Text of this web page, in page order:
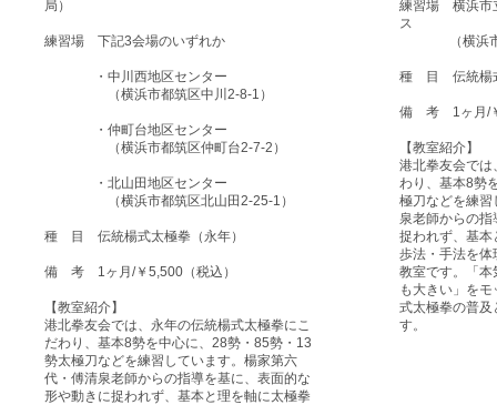
局）
練習場 下記3会場のいずれか
・中川西地区センター
（横浜市都筑区中川2-8-1）
・仲町台地区センター
（横浜市都筑区仲町台2-7-2）
・北山田地区センター
（横浜市都筑区北山田2-25-1）
種 目 伝統楊式太極拳（永年）
備 考 1ヶ月/￥5,500（税込）
【教室紹介】
港北拳友会では、永年の伝統楊式太極拳にこ
だわり、基本8勢を中心に、28勢・85勢・13
勢太極刀などを練習しています。楊家第六
代・傅清泉老師からの指導を基に、表面的な
形や動きに捉われず、基本と理を軸に太極拳
練習場 横浜市
ス
（横浜市都
種 目 伝統楊
備 考 1ヶ月/
【教室紹介】
港北拳友会では
わり、基本8勢
極刀などを練習
泉老師からの
捉われず、基本
歩法・手法を体
教室です。「本
も大きい」を
式太極拳の普及
す。